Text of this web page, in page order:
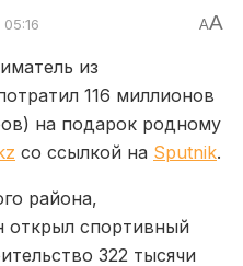
AA
из
116 миллионов
на подарок родному
со ссылкой на Sputnik.
района,
открыл спортивный
322 тысячи